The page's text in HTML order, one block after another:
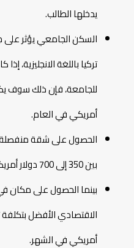
يدخلها الطالب.
السكن الجامعي يؤثر على
تركيا باللغة الانجليزية،
أمريكي في العام.
الحصول على شقة منفصلة
بين 350 إلى 700 دولار أمريكي شهريًا.
بينما الحصول على مكان
أمريكي في الشهر.